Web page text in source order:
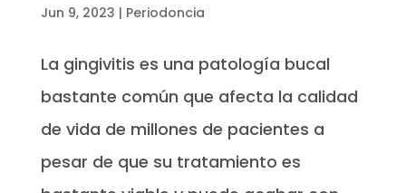
Jun 9, 2023 | Periodoncia
La gingivitis es una patología bucal
bastante común que afecta la calidad
de vida de millones de pacientes a
pesar de que su tratamiento es